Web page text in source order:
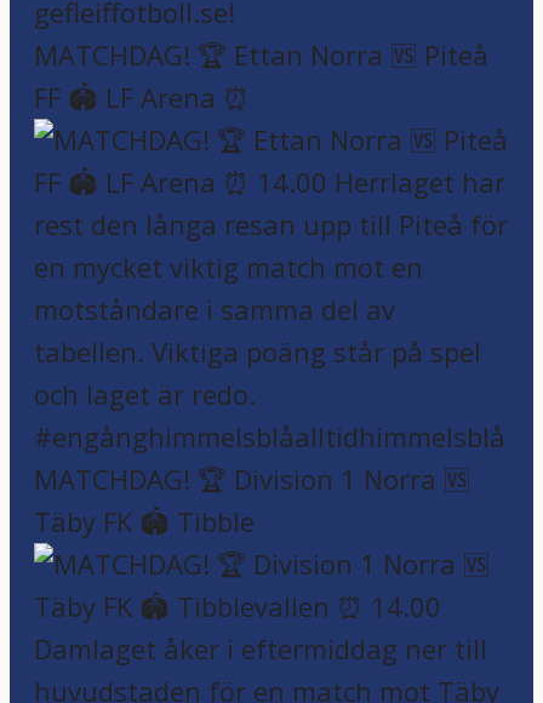
MATCHDAG! 🏆 Ettan Norra 🆚 Piteå
FF 🏟️ LF Arena ⏰
MATCHDAG! 🏆 Division 1 Norra 🆚
Täby FK 🏟️ Tibble